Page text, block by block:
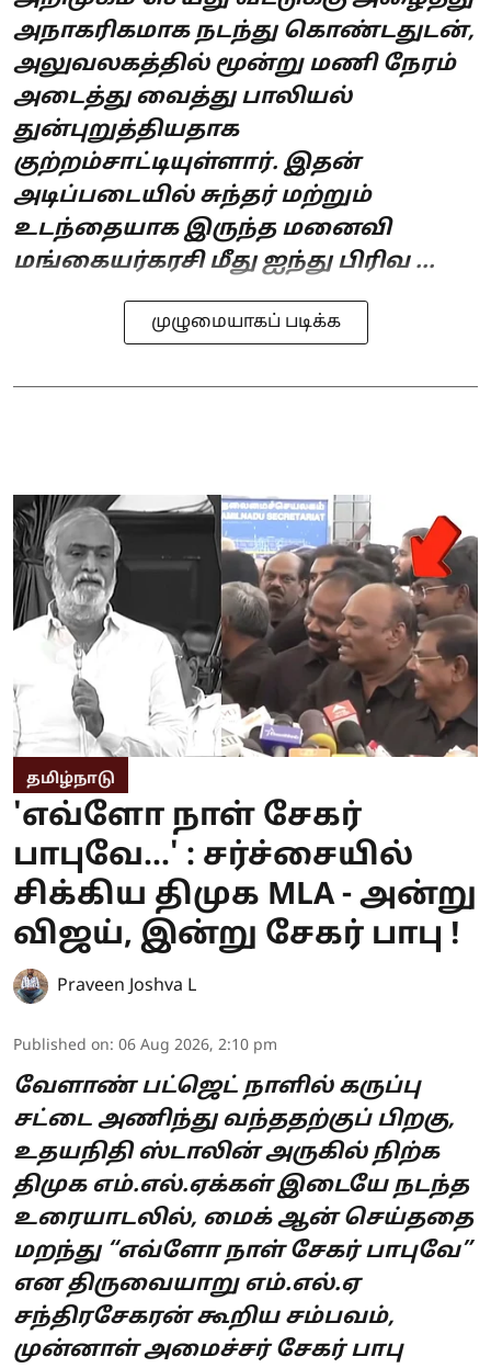
அநாகரிகமாக நடந்து கொண்டதுடன்,
அலுவலகத்தில் மூன்று மணி நேரம்
அடைத்து வைத்து பாலியல்
துன்புறுத்தியதாக
குற்றம்சாட்டியுள்ளார். இதன்
அடிப்படையில் சுந்தர் மற்றும்
உடந்தையாக இருந்த மனைவி
மங்கையர்கரசி மீது ஐந்து பிரிவ ...
முழுமையாகப் படிக்க
தமிழ்நாடு
'எவ்ளோ நாள் சேகர்
பாபுவே...' : சர்ச்சையில்
சிக்கிய திமுக MLA - அன்று
விஜய், இன்று சேகர் பாபு !
Praveen Joshva L
Published on: 06 Aug 2026, 2:10 pm
வேளாண் பட்ஜெட் நாளில் கருப்பு
சட்டை அணிந்து வந்ததற்குப் பிறகு,
உதயநிதி ஸ்டாலின் அருகில் நிற்க
திமுக எம்.எல்.ஏக்கள் இடையே நடந்த
உரையாடலில், மைக் ஆன் செய்ததை
மறந்து “எவ்ளோ நாள் சேகர் பாபுவே”
என திருவையாறு எம்.எல்.ஏ
சந்திரசேகரன் கூறிய சம்பவம்,
முன்னாள் அமைச்சர் சேகர் பாபு